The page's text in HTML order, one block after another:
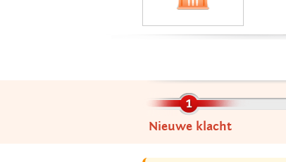
Nieuwe klacht